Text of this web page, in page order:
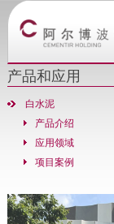
产品和应用
白水泥
产品介绍
应用领域
项目案例